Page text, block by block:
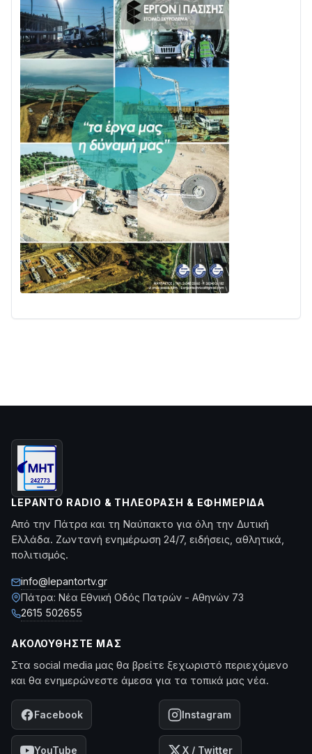
LEPANTO RADIO & ΤΗΛΕΌΡΑΣΗ & ΕΦΗΜΕΡΊΔΑ
Από την Πάτρα και τη Ναύπακτο για όλη την Δυτική
Ελλάδα. Ζωντανή ενημέρωση 24/7, ειδήσεις, αθλητικά,
πολιτισμός.
info@lepantortv.gr
Πάτρα: Νέα Εθνική Οδός Πατρών - Αθηνών 73
2615 502655
ΑΚΟΛΟΥΘΉΣΤΕ ΜΑΣ
Στα social media μας θα βρείτε ξεχωριστό περιεχόμενο
και θα ενημερώνεστε άμεσα για τα τοπικά μας νέα.
Facebook Instagram
YouTube X / Twitter